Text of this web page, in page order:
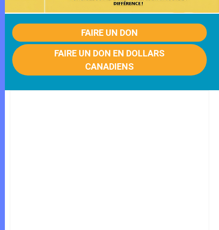
FAIRE UN DON
FAIRE UN DON EN DOLLARS
CANADIENS